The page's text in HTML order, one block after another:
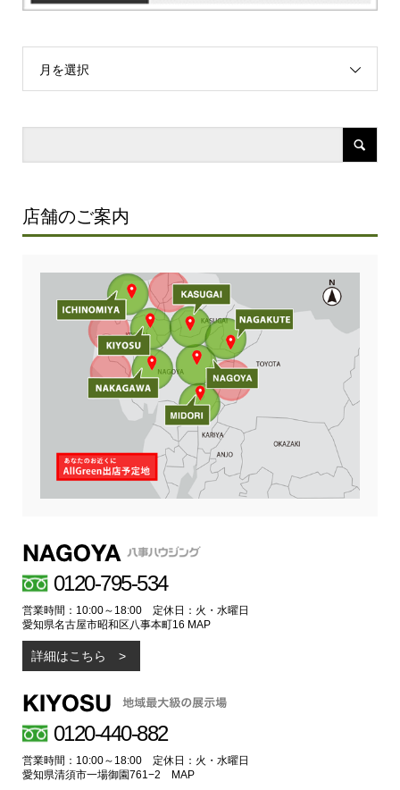
月を選択
店舗のご案内
0120-795-534
営業時間：10:00～18:00 定休日：火・水曜日
愛知県名古屋市昭和区八事本町16 MAP
詳細はこちら
0120-440-882
営業時間：10:00～18:00 定休日：火・水曜日
愛知県清須市一場御園761−2 MAP